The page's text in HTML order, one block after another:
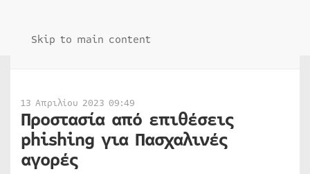
Skip to main content
13 Απριλίου 2023 09:49
Προστασία από επιθέσεις
phishing για Πασχαλινές
αγορές